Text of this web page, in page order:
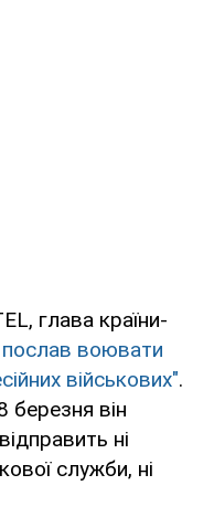
глава країни-
воювати
військових".
березня він
ні
служби, ні